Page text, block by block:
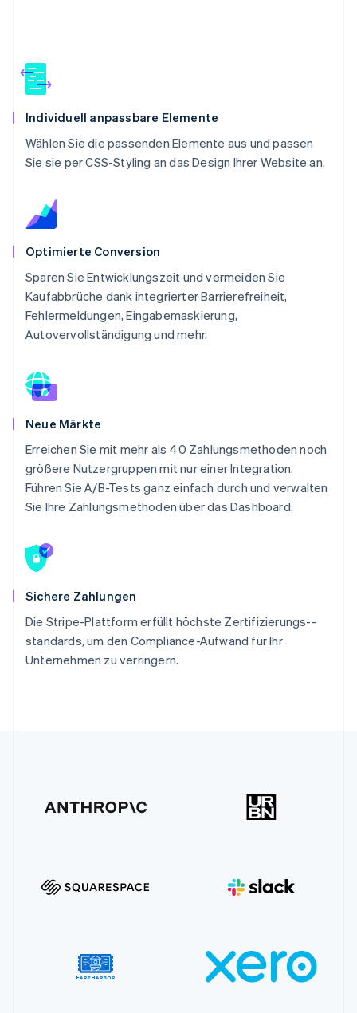
Individuell anpassbare Elemente
Wählen Sie die passenden Elemente aus und passen
Sie sie per CSS-Styling an das Design Ihrer Website an.
Optimierte Conversion
Sparen Sie Entwicklungszeit und vermeiden Sie
Kaufabbrüche dank integrierter Barrierefreiheit,
Fehlermeldungen, Eingabemaskierung,
Autovervollständigung und mehr.
Neue Märkte
Erreichen Sie mit mehr als 40 Zahlungsmethoden noch
größere Nutzergruppen mit nur einer Integration.
Führen Sie A/B-Tests ganz einfach durch und verwalten
Sie Ihre Zahlungsmethoden über das Dashboard.
Sichere Zahlungen
Die Stripe-Plattform erfüllt höchste Zertifizierungs-­
standards, um den Compliance-Aufwand für Ihr
Unternehmen zu verringern.